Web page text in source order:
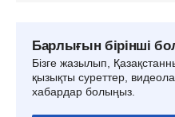
Барлығын бірінші
Бізге жазылып,
қызықты суреттер,
хабардар болыңыз.